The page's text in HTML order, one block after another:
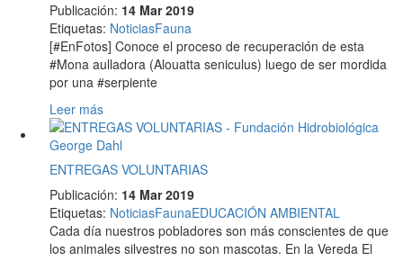
Publicación: 14 Mar 2019
Etiquetas: NoticiasFauna
[#EnFotos] Conoce el proceso de recuperación de esta
#Mona aulladora (Alouatta seniculus) luego de ser mordida
por una #serpiente
Leer más
ENTREGAS VOLUNTARIAS
Publicación: 14 Mar 2019
Etiquetas: NoticiasFaunaEDUCACIÓN AMBIENTAL
Cada día nuestros pobladores son más conscientes de que
los animales silvestres no son mascotas. En la Vereda El